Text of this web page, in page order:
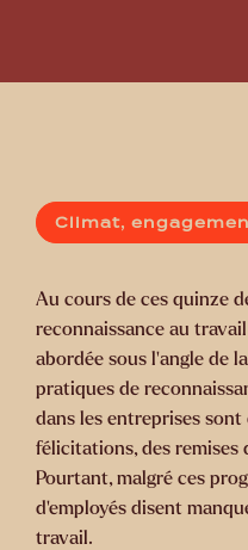
Climat,
Au cours de ces quinze
reconnaissance au
abordée sous l’angle de
pratiques de
dans les entreprises sont
félicitations, des remises
Pourtant, malgré ces
d’employés disent
travail.